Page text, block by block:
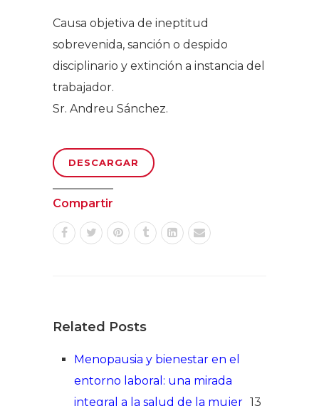
Causa objetiva de ineptitud
sobrevenida, sanción o despido
disciplinario y extinción a instancia del
trabajador.
Sr. Andreu Sánchez.
DESCARGAR
Compartir
Related Posts
Menopausia y bienestar en el
entorno laboral: una mirada
integral a la salud de la mujer 13